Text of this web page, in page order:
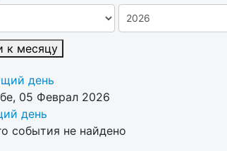
к месяцу
день
05 Феврал 2026
день
события не найдено